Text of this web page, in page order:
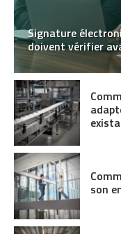
Signature
doivent vérifier
son